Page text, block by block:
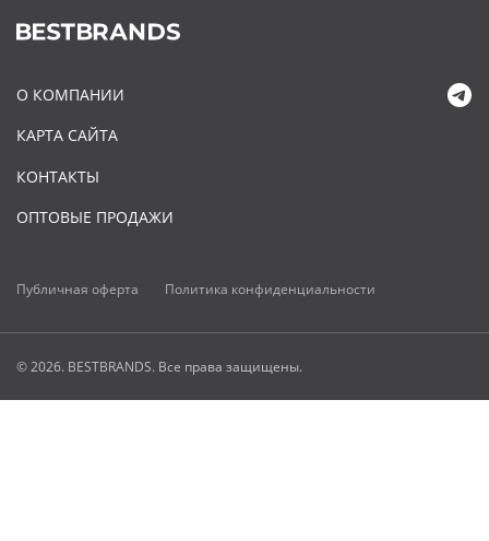
О КОМПАНИИ
КАРТА САЙТА
КОНТАКТЫ
ОПТОВЫЕ ПРОДАЖИ
Публичная оферта Политика конфиденциальности
© 2026. BESTBRANDS. Все права защищены.